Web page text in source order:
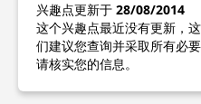
兴趣点更新于 28/08/2014
这个兴趣点最近没有更新，
们建议您查询并采取所有必
请核实您的信息。